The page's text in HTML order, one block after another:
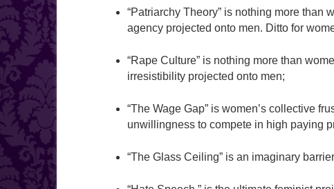
“Patriarchy Theory” is nothing more than
agency projected onto men. Ditto for
“Rape Culture” is nothing more than
irresistibility projected onto men;
“The Wage Gap” is women’s collective
unwillingness to compete in high paying
“The Glass Ceiling” is an imaginary